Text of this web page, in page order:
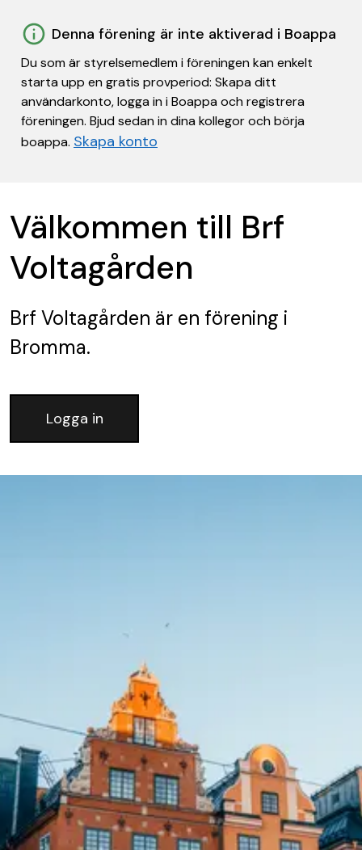
Denna förening är inte aktiverad i Boappa
Du som är styrelsemedlem i föreningen kan enkelt
starta upp en gratis provperiod: Skapa ditt
användarkonto, logga in i Boappa och registrera
föreningen. Bjud sedan in dina kollegor och börja
boappa. Skapa konto
Välkommen till Brf
Voltagården
Brf Voltagården är en förening i
Bromma.
Logga in